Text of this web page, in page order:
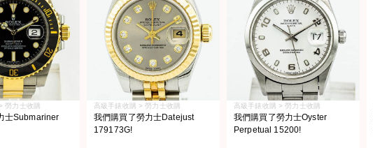
勞力士收購
士Submariner
高級手錶收購 > 勞力士收購
我們購買了勞力士Datejust
179173G!
高級手錶收購 > 勞力士收購
我們購買了勞力士Oyster
Perpetual 15200!